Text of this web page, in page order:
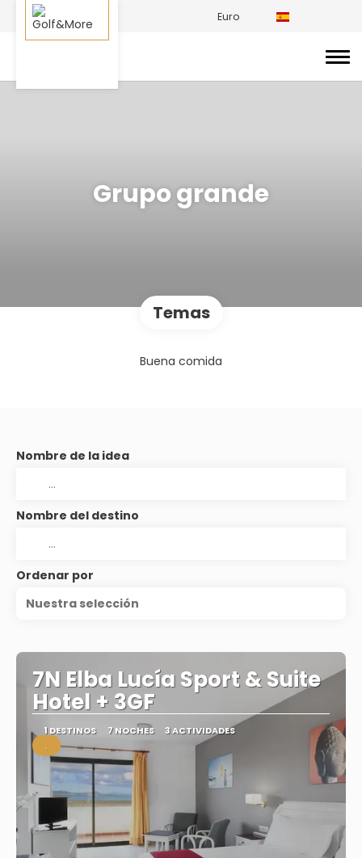
Euro
Grupo grande
Temas
Buena comida
Nombre de la idea
Nombre del destino
Ordenar por
Nuestra selección
7N Elba Lucía Sport & Suite
Hotel + 3GF
1 DESTINOS 7 NOCHES 3 ACTIVIDADES
.